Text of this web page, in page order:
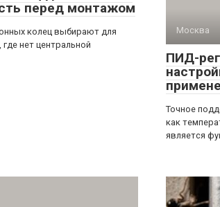
перед монтажом
колец выбирают для
нет центральной
Москва
ПИД-
Точное
как
является